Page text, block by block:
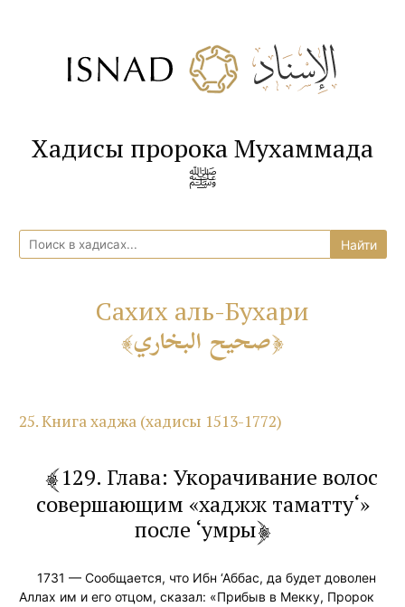
Хадисы пророка Мухаммада
ﷺ
Сахих аль-Бухари
صحيح البخاري
25. Книга хаджа (хадисы 1513-1772)
129. Глава: Укорачивание волос
совершающим «хаджж таматту‘»
после ‘умры
1731 — Сообщается, что Ибн ‘Аббас, да будет доволен
Аллах им и его отцом, сказал: «Прибыв в Мекку, Пророк